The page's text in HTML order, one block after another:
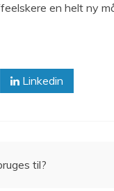
en helt ny
Linkedin
til?